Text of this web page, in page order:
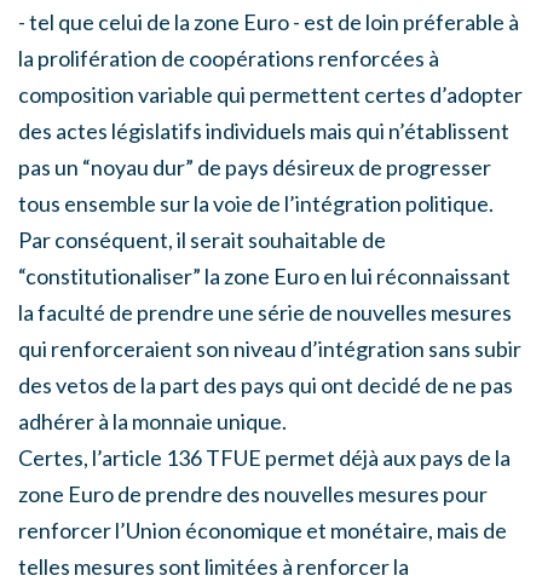
- tel que celui de la zone Euro - est de loin préferable à
la prolifération de coopérations renforcées à
composition variable qui permettent certes d’adopter
des actes législatifs individuels mais qui n’établissent
pas un “noyau dur” de pays désireux de progresser
tous ensemble sur la voie de l’intégration politique.
Par conséquent, il serait souhaitable de
“constitutionaliser” la zone Euro en lui réconnaissant
la faculté de prendre une série de nouvelles mesures
qui renforceraient son niveau d’intégration sans subir
des vetos de la part des pays qui ont decidé de ne pas
adhérer à la monnaie unique.
Certes, l’article 136 TFUE permet déjà aux pays de la
zone Euro de prendre des nouvelles mesures pour
renforcer l’Union économique et monétaire, mais de
telles mesures sont limitées à renforcer la